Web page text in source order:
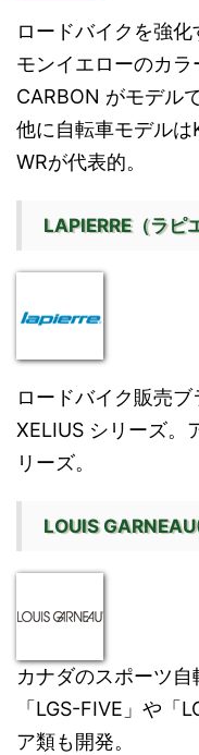
ロードバイクを強
モンイエローのカ
CARBON がモデル
他に自転車モデルは
WRが代表的。
LAPIERRE（ラピ
ロードバイク販売
XELIUS シリーズ。
リーズ。
LOUIS
カナダのスポーツ
「LGS-FIVE」や「
ア類も開発。